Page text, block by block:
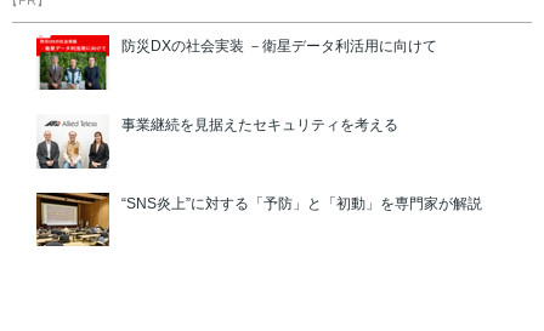
防災DXの社会実装 －衛星データ利活用に向けて
事業継続を見据えたセキュリティを考える
“SNS炎上”に対する「予防」と「初動」を専門家が解説